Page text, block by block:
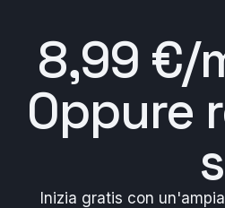
8,99 €/
Oppure
Inizia gratis con